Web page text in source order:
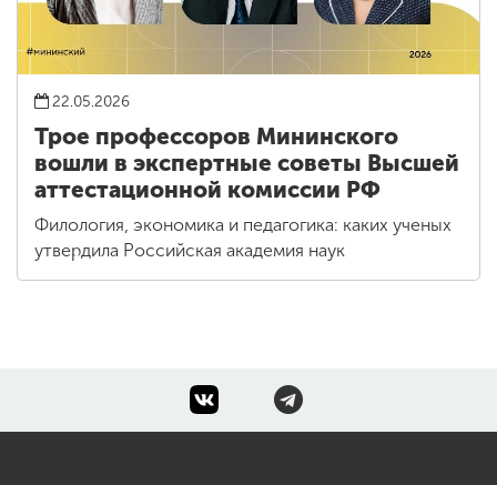
22.05.2026
Трое профессоров Мининского
вошли в экспертные советы Высшей
аттестационной комиссии РФ
Филология, экономика и педагогика: каких ученых
утвердила Российская академия наук